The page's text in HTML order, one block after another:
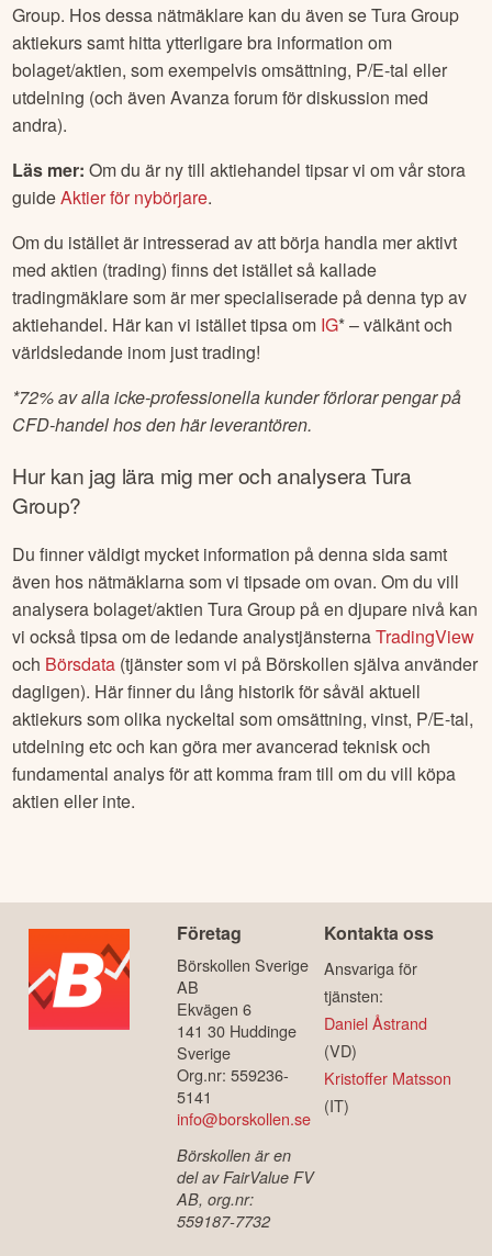
Group. Hos dessa nätmäklare kan du även seTura Group
aktiekurs samt hitta ytterligare bra information om
bolaget/aktien, som exempelvis omsättning, P/E-tal eller
utdelning (och även Avanza forum för diskussion med
andra).
Läs mer: Om du är ny till aktiehandel tipsar vi om vår stora
guideAktier för nybörjare.
Om du istället är intresserad av att börja handla mer aktivt
med aktien (trading) finns det istället så kallade
tradingmäklare som är mer specialiserade på denna typ av
aktiehandel. Här kan vi istället tipsa om IG* – välkänt och
världsledande inom just trading!
*72% av alla icke-professionella kunder förlorar pengar på
CFD-handel hos den här leverantören.
Hur kan jag lära mig mer och analyseraTura
Group?
Du finner väldigt mycket information på denna sida samt
även hos nätmäklarna som vi tipsade om ovan. Om du vill
analysera bolaget/aktienTura Group på en djupare nivå kan
vi också tipsa om de ledande analystjänsternaTradingView
och Börsdata (tjänster som vi på Börskollen själva använder
dagligen). Här finner du lång historik för såväl aktuell
aktiekurs som olika nyckeltal som omsättning, vinst, P/E-tal,
utdelning etc och kan göra mer avancerad teknisk och
fundamental analys för att komma fram till om du vill köpa
aktien eller inte.
Företag
Börskollen Sverige
AB
Ekvägen 6
141 30 Huddinge
Sverige
Org.nr: 559236-
5141
info@borskollen.se
Börskollen är en
del av FairValue FV
AB, org.nr:
559187-7732
Kontakta oss
Ansvariga för
tjänsten:
Daniel Åstrand
(VD)
Kristoffer Matsson
(IT)